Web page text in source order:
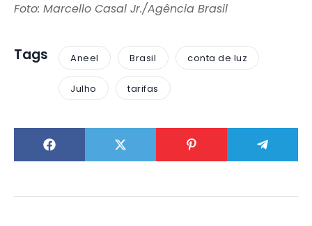
Foto: Marcello Casal Jr./Agência Brasil
Tags Aneel Brasil conta de luz
Julho tarifas